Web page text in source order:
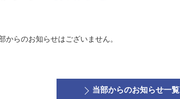
からのお知らせはございません。
当部からのお知らせ一覧